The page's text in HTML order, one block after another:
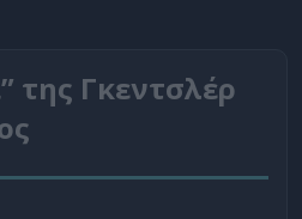
της Γκεντσλέρ